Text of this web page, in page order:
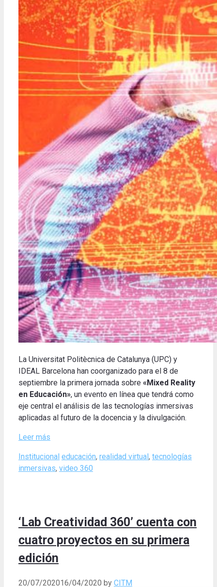
La Universitat Politècnica de Catalunya (UPC) y
IDEAL Barcelona han coorganizado para el 8 de
septiembre la primera jornada sobre «Mixed Reality
en Educación», un evento en línea que tendrá como
eje central el análisis de las tecnologías inmersivas
aplicadas al futuro de la docencia y la divulgación.
Leer más
Categories
Institucional Tags
educación, realidad virtual, tecnologías
inmersivas, video 360
‘Lab Creatividad 360’ cuenta con
cuatro proyectos en su primera
edición
20/07/202016/04/2020 by CITM